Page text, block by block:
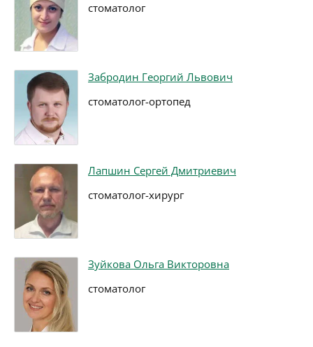
стоматолог
Забродин Георгий Львович
стоматолог-ортопед
Лапшин Сергей Дмитриевич
стоматолог-хирург
Зуйкова Ольга Викторовна
стоматолог